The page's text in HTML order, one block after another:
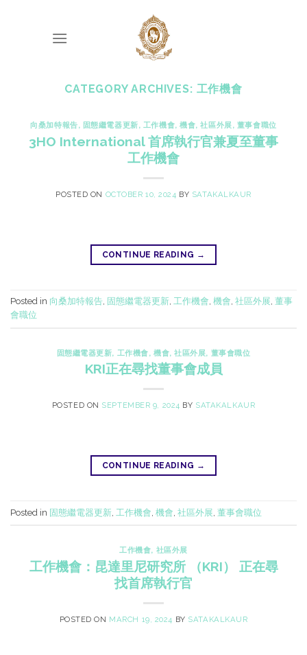
CATEGORY ARCHIVES: 工作機會
向桑加特報告, 固態繼電器更新, 工作機會,機會,社區外展, 董事會職位
3HO International 首席執行官兼夏至董事
工作機會
POSTED ON OCTOBER 10, 2024 BY SATAKALKAUR
CONTINUE READING →
Posted in 向桑加特報告 固態繼電器更新 工作機會 機會 社區外展 董事
會職位
固態繼電器更新, 工作機會, 機會,社區外展, 董事會職位
KRI正在尋找董事會成員
POSTED ON SEPTEMBER 9, 2024 BY SATAKALKAUR
CONTINUE READING →
Posted in 固態繼電器更新 工作機會 機會 社區外展 董事會職位
工作機會, 社區外展
工作機會：昆達里尼研究所 （KRI） 正在尋
找首席執行官
POSTED ON MARCH 19, 2024 BY SATAKALKAUR